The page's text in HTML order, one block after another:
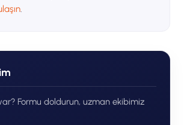
.
var? Formu doldurun, uzman ekibimiz